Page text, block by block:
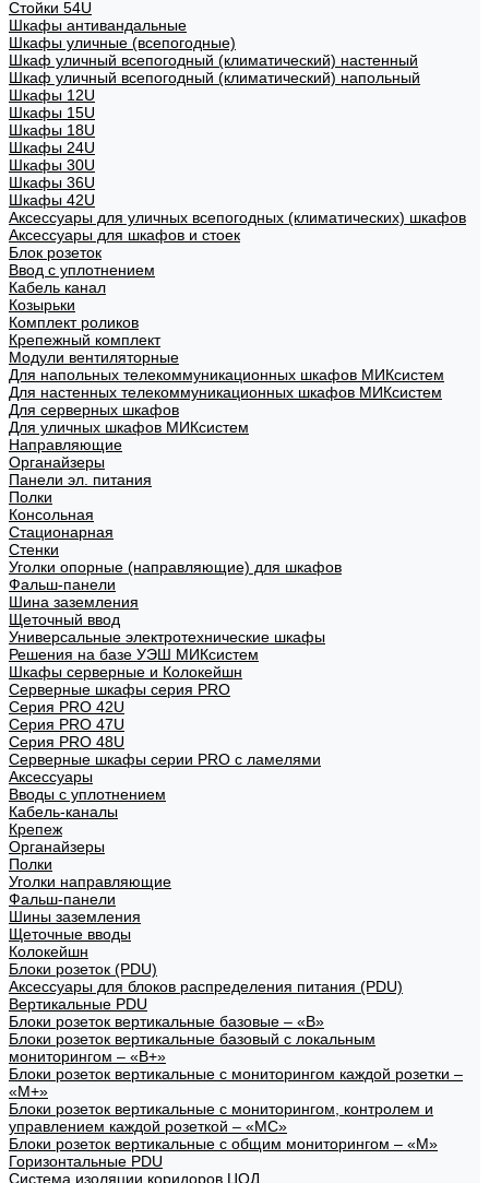
Стойки 54U
Шкафы антивандальные
Шкафы уличные (всепогодные)
Шкаф уличный всепогодный (климатический) настенный
Шкаф уличный всепогодный (климатический) напольный
Шкафы 12U
Шкафы 15U
Шкафы 18U
Шкафы 24U
Шкафы 30U
Шкафы 36U
Шкафы 42U
Аксессуары для уличных всепогодных (климатических) шкафов
Аксессуары для шкафов и стоек
Блок розеток
Ввод с уплотнением
Кабель канал
Козырьки
Комплект роликов
Крепежный комплект
Модули вентиляторные
Для напольных телекоммуникационных шкафов МИКсистем
Для настенных телекоммуникационных шкафов МИКсистем
Для серверных шкафов
Для уличных шкафов МИКсистем
Направляющие
Органайзеры
Панели эл. питания
Полки
Консольная
Стационарная
Стенки
Уголки опорные (направляющие) для шкафов
Фальш-панели
Шина заземления
Щеточный ввод
Универсальные электротехнические шкафы
Решения на базе УЭШ МИКсистем
Шкафы серверные и Колокейшн
Серверные шкафы серия PRO
Серия PRO 42U
Серия PRO 47U
Серия PRO 48U
Серверные шкафы серии PRO с ламелями
Аксессуары
Вводы с уплотнением
Кабель-каналы
Крепеж
Органайзеры
Полки
Уголки направляющие
Фальш-панели
Шины заземления
Щеточные вводы
Колокейшн
Блоки розеток (PDU)
Аксессуары для блоков распределения питания (PDU)
Вертикальные PDU
Блоки розеток вертикальные базовые – «В»
Блоки розеток вертикальные базовый с локальным
мониторингом – «В+»
Блоки розеток вертикальные с мониторингом каждой розетки –
«М+»
Блоки розеток вертикальные с мониторингом, контролем и
управлением каждой розеткой – «МС»
Блоки розеток вертикальные с общим мониторингом – «М»
Горизонтальные PDU
Система изоляции коридоров ЦОД